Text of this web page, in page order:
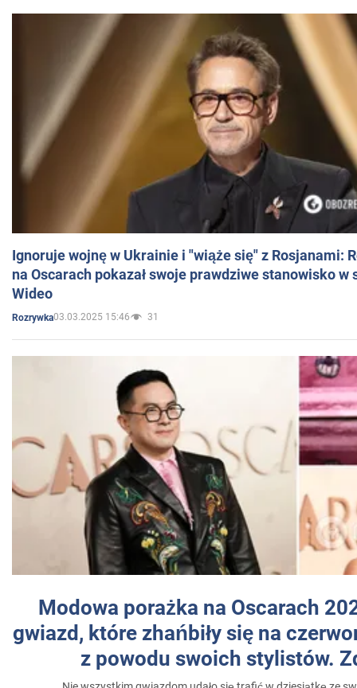
Ignoruje wojnę w Ukrainie i "wiąże się" z Rosjanami:
na Oscarach pokazał swoje prawdziwe stanowisko w
Wideo
Rozrywka03.03.2025 15:46 31
Modowa porażka na Oscarach
gwiazd, które zhańbiły się na
z powodu swoich stylistów.